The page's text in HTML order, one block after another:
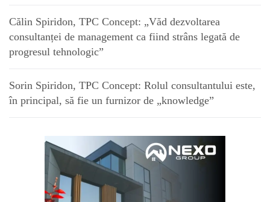
Călin Spiridon, TPC Concept: „Văd dezvoltarea
consultanței de management ca fiind strâns legată de
progresul tehnologic”
Sorin Spiridon, TPC Concept: Rolul consultantului este,
în principal, să fie un furnizor de „knowledge”